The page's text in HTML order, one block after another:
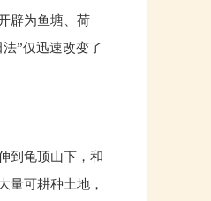
辟为鱼塘、荷
”仅迅速改变了
到龟顶山下，和
量可耕种土地，